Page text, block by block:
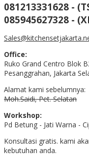
081213331628 -
085945627328 -
Office:
Ruko Grand Centro Blok
Pesanggrahan, Jakarta
Alamat kami sebelumnya:
Moh.Saidi, Pet. Selatan
Workshop:
Pd Betung - Jati Warna -
Konsultasi gratis. kami
kebutuhan anda.